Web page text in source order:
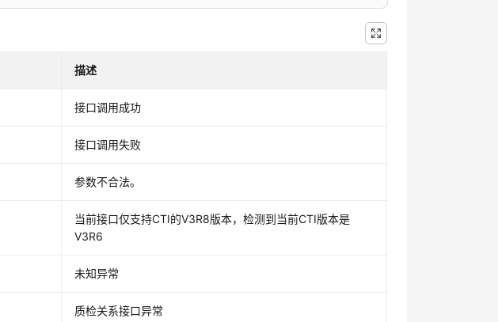
描述
接口调用成功
接口调用失败
参数不合法。
当前接口仅支持CTI的V3R8版本，检测到当前CTI版本是
V3R6
未知异常
质检关系接口异常